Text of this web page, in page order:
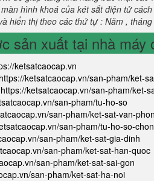
hình khoá của két sắt điện tử
hiển thị theo các thứ tự : Năm ,
sản xuất tại nhà máy
ketsatcaocap.vn
https://ketsatcaocap.vn/san-pham/ket-
https://ketsatcaocap.vn/san-pham/ket-
san-pham/tu-ho-so
san-pham/ket-sat-van-
san-pham/tu-ho-so-
san-pham/ket-sat-gia-dinh
san-pham/ket-sat-han-quoc
san-pham/ket-sat-sai-gon
san-pham/ket-sat-ha-noi